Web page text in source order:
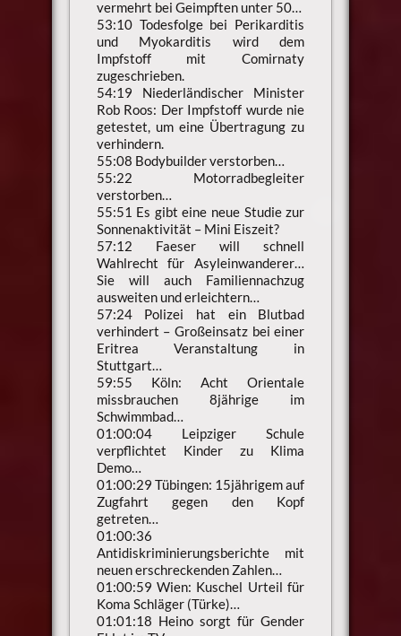
vermehrt bei Geimpften unter 50…
53:10 Todesfolge bei Perikarditis
und Myokarditis wird dem
Impfstoff mit Comirnaty
zugeschrieben.
54:19 Niederländischer Minister
Rob Roos: Der Impfstoff wurde nie
getestet, um eine Übertragung zu
verhindern.
55:08 Bodybuilder verstorben…
55:22 Motorradbegleiter
verstorben…
55:51 Es gibt eine neue Studie zur
Sonnenaktivität – Mini Eiszeit?
57:12 Faeser will schnell
Wahlrecht für Asyleinwanderer…
Sie will auch Familiennachzug
ausweiten und erleichtern…
57:24 Polizei hat ein Blutbad
verhindert – Großeinsatz bei einer
Eritrea Veranstaltung in
Stuttgart…
59:55 Köln: Acht Orientale
missbrauchen 8jährige im
Schwimmbad…
01:00:04 Leipziger Schule
verpflichtet Kinder zu Klima
Demo…
01:00:29 Tübingen: 15jährigem auf
Zugfahrt gegen den Kopf
getreten…
01:00:36
Antidiskriminierungsberichte mit
neuen erschreckenden Zahlen…
01:00:59 Wien: Kuschel Urteil für
Koma Schläger (Türke)…
01:01:18 Heino sorgt für Gender